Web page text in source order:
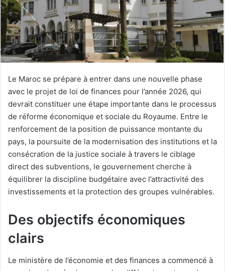
Le Maroc se prépare à entrer dans une nouvelle phase
avec le projet de loi de finances pour l’année 2026, qui
devrait constituer une étape importante dans le processus
de réforme économique et sociale du Royaume. Entre le
renforcement de la position de puissance montante du
pays, la poursuite de la modernisation des institutions et la
consécration de la justice sociale à travers le ciblage
direct des subventions, le gouvernement cherche à
équilibrer la discipline budgétaire avec l’attractivité des
investissements et la protection des groupes vulnérables.
Des objectifs économiques
clairs
Le ministère de l’économie et des finances a commencé à